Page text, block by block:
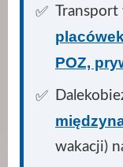
Transport
POZ,
wakacji)